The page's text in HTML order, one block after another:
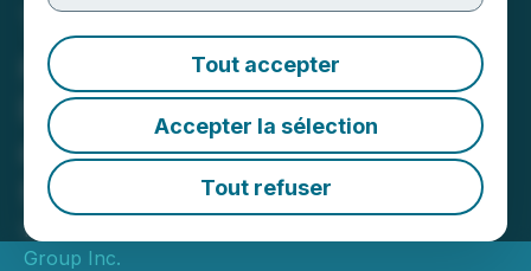
Tout accepter
Accepter la sélection
Tout refuser
Tenet annonce la
révocation partielle de
l'ordonnance d'interdiction
d'opérations et un
financement proposé
May 27, 2026 4:39 PM EDT | Source:
Group Inc.